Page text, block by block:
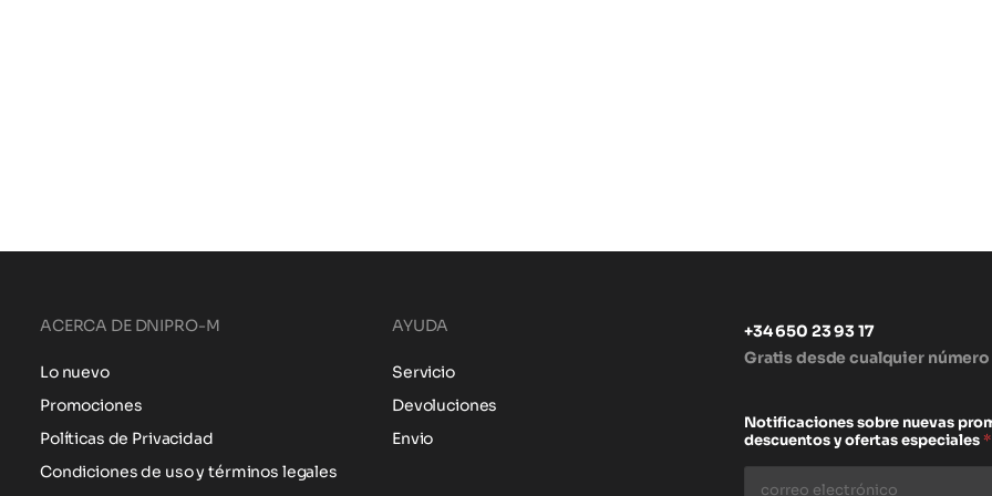
ACERCA DE DNIPRO-M
Lo nuevo
Promociones
Políticas de Privacidad
Condiciones de uso y términos legales
AYUDA
Servicio
Devoluciones
Envio
+34 650 23 93 17
Gratis desde cualquier número
Notificaciones sobre nuevas
descuentos y ofertas especiales*